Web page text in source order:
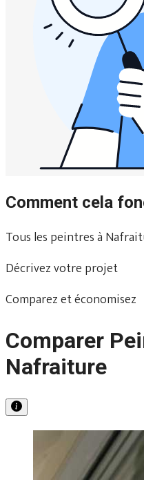
Comment cela
Tous les peintres à
Décrivez votre projet
Comparez et économisez
Comparer
Nafraiture